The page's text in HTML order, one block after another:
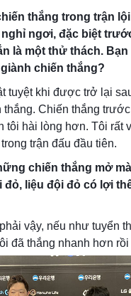
thắng trong trận
ngơi, đặc biệt
là một thử thách.
chiến thắng?
tuyệt khi được trở lại
Chiến thắng
tôi hài lòng hơn. Tôi rất
trận đấu đầu tiên.
chiến thắng mở
đỏ, liệu đội đỏ có lợi
vậy, nếu như tuyển
đã thắng nhanh hơn rồi